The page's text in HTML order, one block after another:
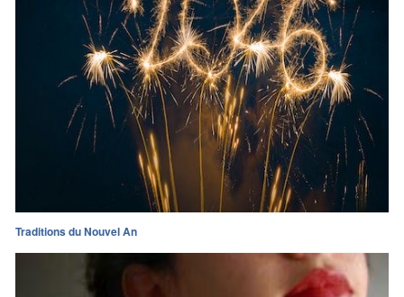
Traditions du Nouvel An